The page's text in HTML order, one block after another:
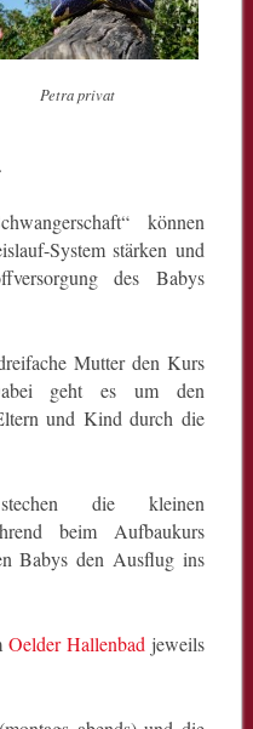
Petra privat
können
System stärken und
des Babys
Mutter den Kurs
geht es um den
und Kind durch die
die kleinen
beim Aufbaukurs
Babys den Ausflug ins
Oelder Hallenbad jeweils